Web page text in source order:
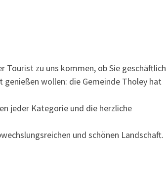
Tourist zu uns kommen, ob Sie geschäftlich
genießen wollen: die Gemeinde Tholey hat
jeder Kategorie und die herzliche
und schönen Landschaft.